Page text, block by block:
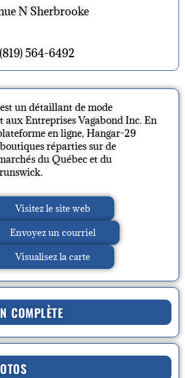
N Sherbrooke
564-6492
un détaillant de mode
aux Entreprises Vagabond Inc. En
en ligne, Hangar-29
réparties sur de
du Québec et du
Visitez le site web
Envoyez un courriel
Visualisez la carte
COMPLÈTE